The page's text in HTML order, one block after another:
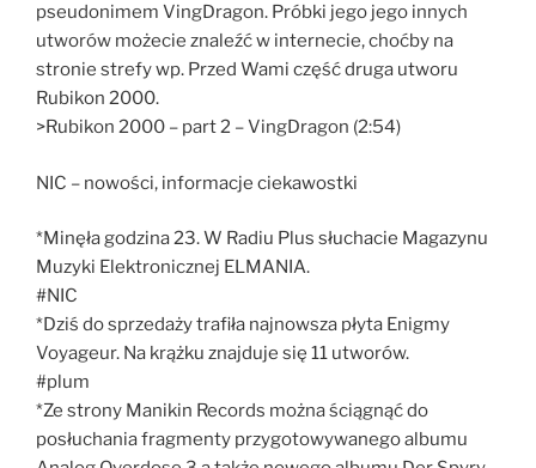
pseudonimem VingDragon. Próbki jego jego innych
utworów możecie znaleźć w internecie, choćby na
stronie strefy wp. Przed Wami część druga utworu
Rubikon 2000.
>Rubikon 2000 – part 2 – VingDragon (2:54)
NIC – nowości, informacje ciekawostki
*Minęła godzina 23. W Radiu Plus słuchacie Magazynu
Muzyki Elektronicznej ELMANIA.
#NIC
*Dziś do sprzedaży trafiła najnowsza płyta Enigmy
Voyageur. Na krążku znajduje się 11 utworów.
#plum
*Ze strony Manikin Records można ściągnąć do
posłuchania fragmenty przygotowywanego albumu